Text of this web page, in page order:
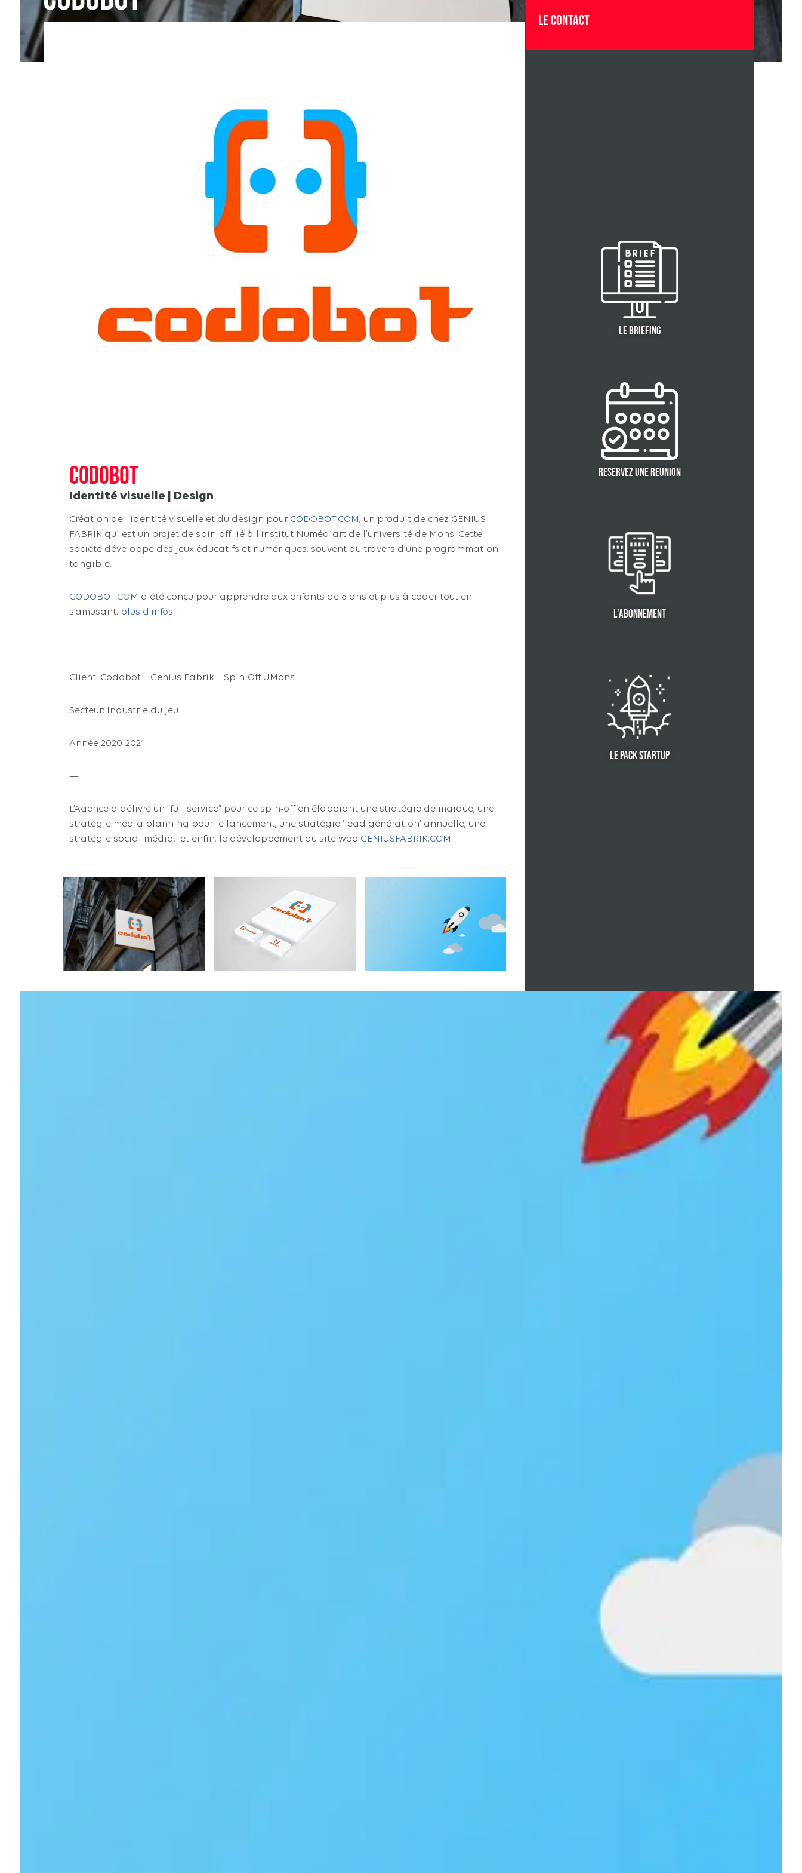
Le contact
CODOBOT
Identité visuelle | Design
Création de l’identité visuelle et du design pour CODOBOT.COM, un produit de chez GENIUS
FABRIK qui est un projet de spin-off lié à l’institut Numédiart de l’université de Mons. Cette
société développe des jeux éducatifs et numériques, souvent au travers d’une programmation
tangible.
CODOBOT.COM a été conçu pour apprendre aux enfants de 6 ans et plus à coder tout en
s’amusant. plus d’infos
Client: Codobot – Genius Fabrik – Spin-Off UMons
Secteur: Industrie du jeu
Année 2020-2021
—
L’Agence a délivré un “full service” pour ce spin-off en élaborant une stratégie de marque, une
stratégie média planning pour le lancement, une stratégie ‘lead génération’ annuelle, une
stratégie social média, et enfin, le développement du site web GENIUSFABRIK.COM .
LE BRIEFING
RESERVEZ UNE REUNION
L'ABONNEMENT
LE PACK STARTUP